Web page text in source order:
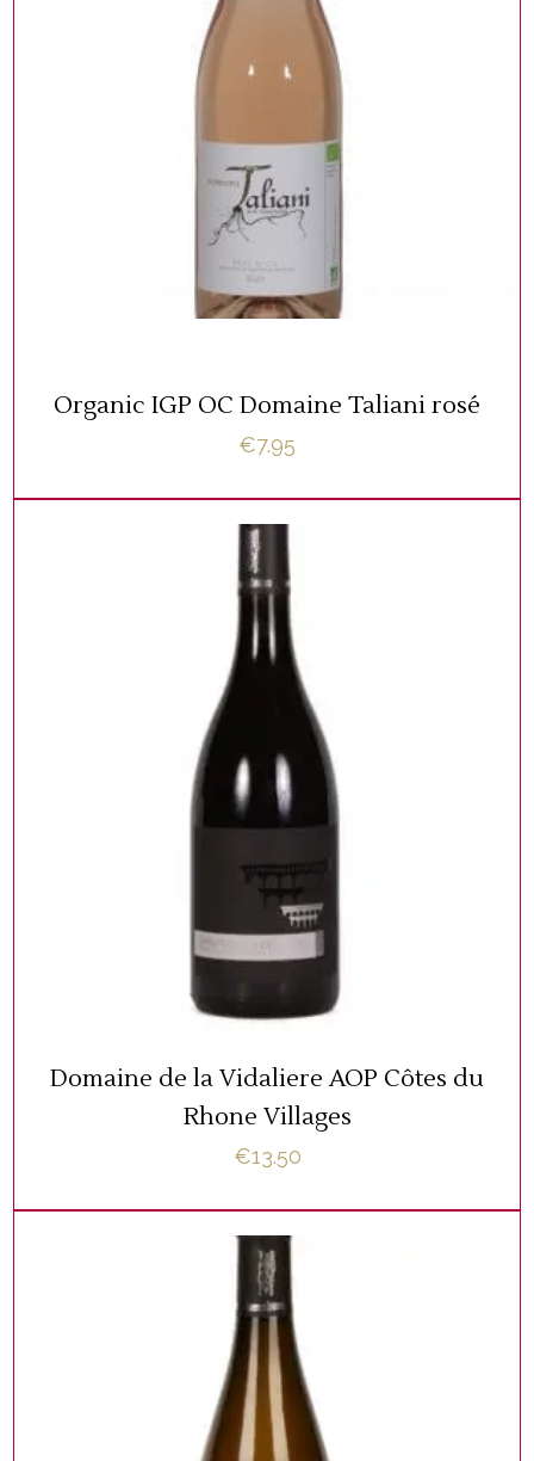
TOEVOEGEN AAN WINKELWAGEN
Organic IGP OC Domaine Taliani rosé
€7.95
WIJNFLESSEN
TOEVOEGEN AAN WINKELWAGEN
Domaine de la Vidaliere AOP Côtes du
Rhone Villages
€13.50